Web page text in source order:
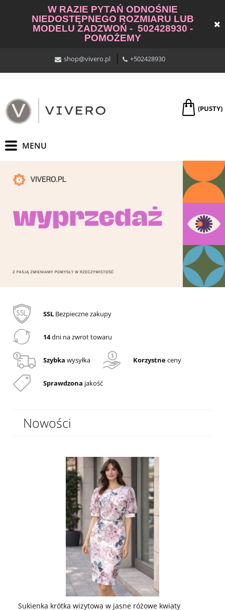
W RAZIE PYTAŃ ODNOŚNIE
NIEDOSTĘPNEGO ROZMIARU LUB
MODELU ZADZWOŃ - 502428930 -
POMOŻEMY
shop@vivero.pl +502428930
(PUSTY)
SSL Bezpieczne zakupy
14dni na zwrot towaru
Szybka wysyłka Korzystneceny
Sprawdzona jakość
Nowości
Sukienka krótka wizytowa w jasne różowe kwiaty